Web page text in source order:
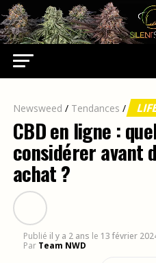
Newsweed / Tendances /
CBD en ligne :
considérer avant
achat ?
Publié il y a 2 ans le 13 février
Par Team NWD